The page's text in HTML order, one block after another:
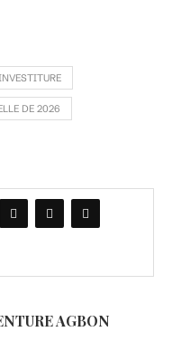
DE 2026
AGBON